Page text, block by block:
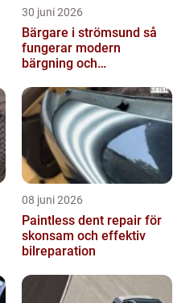
30 juni 2026
Bärgare i strömsund så
fungerar modern
bärgning och
08 juni 2026
Paintless dent repair för
skonsam och effektiv
bilreparation